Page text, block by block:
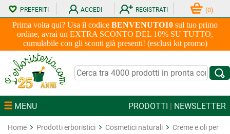
Prima volta qui? Usa il codice BENVENUTO10 sul tuo primo
ordine, avrai un EXTRA SCONTO DEL 10% SU TUTTO,
cumulabile con gli sconti già presenti! (esclusi kit promo)
PREFERITI ACCEDI REGISTRATI (0)
MENU PRODOTTI | NEWSLETTER
Home Prodotti erboristici Cosmetici naturali
Creme e oli per